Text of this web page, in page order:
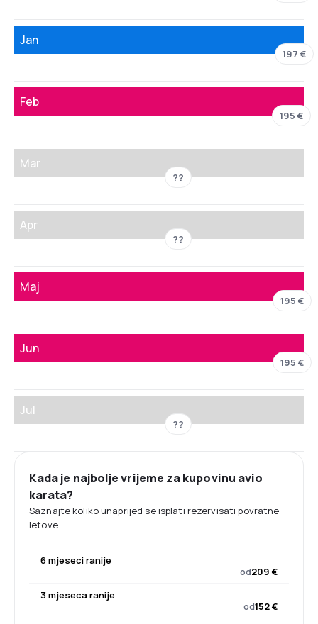
Jan
197 €
Feb
195 €
Mar
??
Apr
??
Maj
195 €
Jun
195 €
Jul
??
Kada je najbolje vrijeme za kupovinu avio
karata?
Saznajte koliko unaprijed se isplati rezervisati povratne
letove.
6 mjeseci ranije
od209 €
3 mjeseca ranije
od152 €